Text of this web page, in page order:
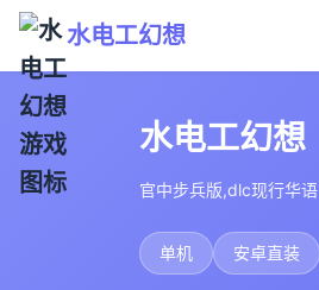
水电工幻想
水电工幻想
官中步兵版,dlc现行华语
单机 安卓直装